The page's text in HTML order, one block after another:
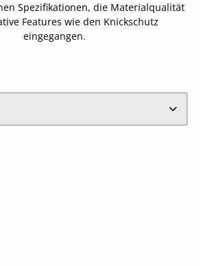
Spezifikationen, die Materialqualität
Features wie den Knickschutz
eingegangen.